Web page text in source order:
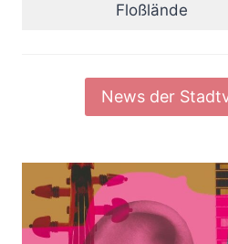
Floßlände
News der